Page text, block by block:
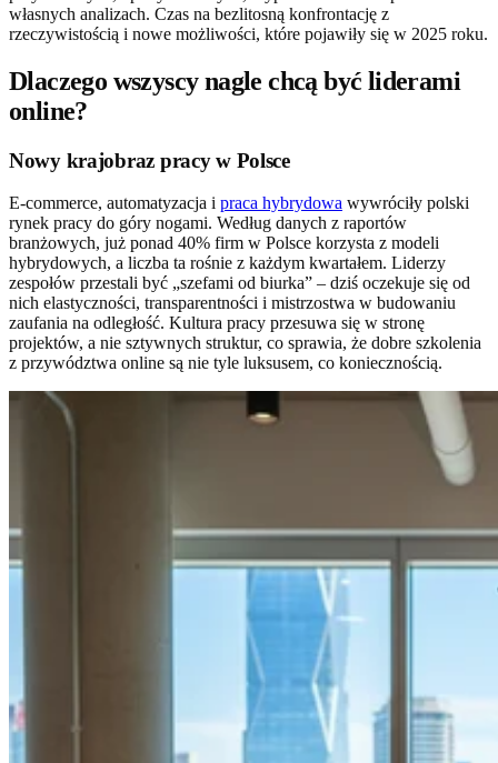
własnych analizach. Czas na bezlitosną konfrontację z
rzeczywistością i nowe możliwości, które pojawiły się w 2025 roku.
Dlaczego wszyscy nagle chcą być liderami
online?
Nowy krajobraz pracy w Polsce
E-commerce, automatyzacja i praca hybrydowa wywróciły polski
rynek pracy do góry nogami. Według danych z raportów
branżowych, już ponad 40% firm w Polsce korzysta z modeli
hybrydowych, a liczba ta rośnie z każdym kwartałem. Liderzy
zespołów przestali być „szefami od biurka” – dziś oczekuje się od
nich elastyczności, transparentności i mistrzostwa w budowaniu
zaufania na odległość. Kultura pracy przesuwa się w stronę
projektów, a nie sztywnych struktur, co sprawia, że dobre szkolenia
z przywództwa online są nie tyle luksusem, co koniecznością.